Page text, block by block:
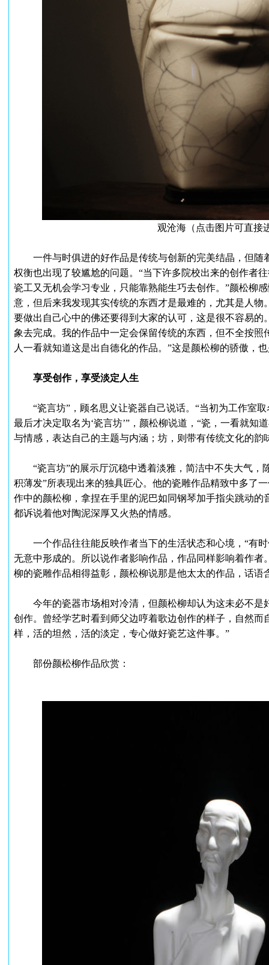
观沧海（点击图片可直接
一件与时俱进的好作品是传统与创新的完美结晶，但随
权衡也出现了较尴尬的问题。“当下许多院校出来的创作者
瓷工又无机会学习专业，只能靠熟能生巧去创作。”颜松柳
意，但后来我发现其实传统的东西才是最难的，尤其是人
要做出自己心中的佛还要得到大家的认可，这是很不容易
象去完成。我的作品中一定会保留传统的东西，但不全按
人一看就知道这是出自德化的作品。”这是颜松柳的骄傲，
享受创作，享受淡定人生
“瓷言坊”，顾名思义让瓷器自己说话。“当初为工作室取
最后才决定取名为‘瓷言坊’”，颜松柳说道，“瓷，一看就知
与情感，表达自己的主题与内涵；坊，则带有传统文化的韵
“瓷言坊”的展示厅沉稳中透着淡雅，简洁中不失大气，
积薄发”所表现出来的独具匠心。他的瓷雕作品精致中多了
作中的颜松柳，拿捏在手里的泥巴如同钢琴加手指尖跳动
都诉说着他对陶泥深厚又火热的情感。
一个作品往往能反映作者当下的生活状态和心境，“有时
无意中形成的。所以说作者影响作品，作品同样影响着作者
柳的瓷雕作品相得益彰，颜松柳说那是他太太的作品，话语
今年的瓷器市场相对冷清，但颜松柳却认为这未必不是
创作。曾经学艺时看到师父边哼着歌边创作的样子，自然
样，活的坦然，活的淡定，专心做好瓷艺这件事。”
部份颜松柳作品欣赏：